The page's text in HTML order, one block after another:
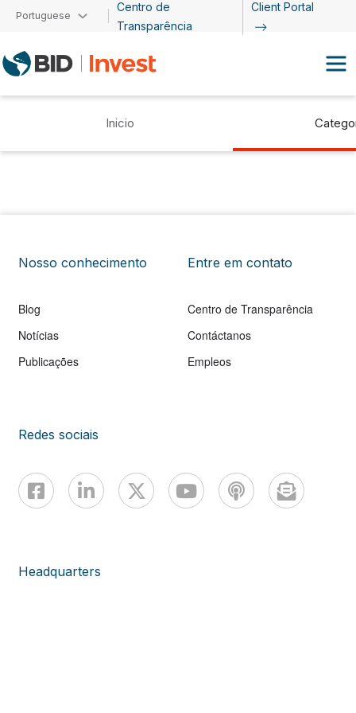
Passar para o conteúdo principal
Portuguese
Centro de
Transparência
Client Portal
Inicio
Nosso conhecimento
Blog
Notícias
Publicações
Entre em contato
Centro de Transparência
Contáctanos
Empleos
Redes sociais
Headquarters